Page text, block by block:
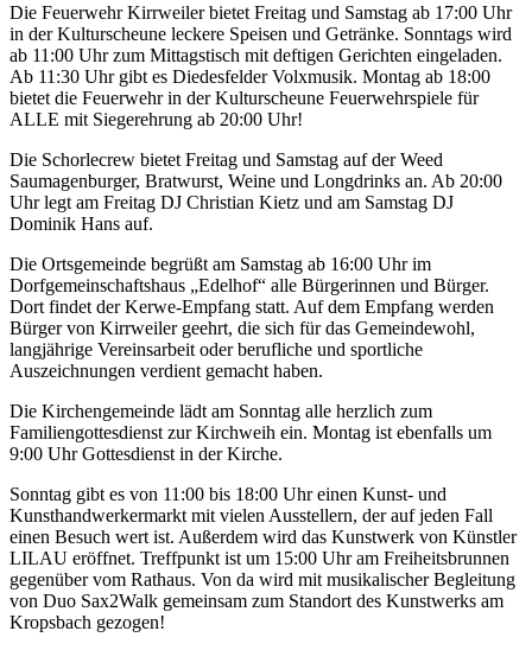
Die Feuerwehr Kirrweiler bietet Freitag und Samstag ab 17:00 Uhr
in der Kulturscheune leckere Speisen und Getränke. Sonntags wird
ab 11:00 Uhr zum Mittagstisch mit deftigen Gerichten eingeladen.
Ab 11:30 Uhr gibt es Diedesfelder Volxmusik. Montag ab 18:00
bietet die Feuerwehr in der Kulturscheune Feuerwehrspiele für
ALLE mit Siegerehrung ab 20:00 Uhr!
Die Schorlecrew bietet Freitag und Samstag auf der Weed
Saumagenburger, Bratwurst, Weine und Longdrinks an. Ab 20:00
Uhr legt am Freitag DJ Christian Kietz und am Samstag DJ
Dominik Hans auf.
Die Ortsgemeinde begrüßt am Samstag ab 16:00 Uhr im
Dorfgemeinschaftshaus „Edelhof“ alle Bürgerinnen und Bürger.
Dort findet der Kerwe-Empfang statt. Auf dem Empfang werden
Bürger von Kirrweiler geehrt, die sich für das Gemeindewohl,
langjährige Vereinsarbeit oder berufliche und sportliche
Auszeichnungen verdient gemacht haben.
Die Kirchengemeinde lädt am Sonntag alle herzlich zum
Familiengottesdienst zur Kirchweih ein. Montag ist ebenfalls um
9:00 Uhr Gottesdienst in der Kirche.
Sonntag gibt es von 11:00 bis 18:00 Uhr einen Kunst- und
Kunsthandwerkermarkt mit vielen Ausstellern, der auf jeden Fall
einen Besuch wert ist. Außerdem wird das Kunstwerk von Künstler
LILAU eröffnet. Treffpunkt ist um 15:00 Uhr am Freiheitsbrunnen
gegenüber vom Rathaus. Von da wird mit musikalischer Begleitung
von Duo Sax2Walk gemeinsam zum Standort des Kunstwerks am
Kropsbach gezogen!